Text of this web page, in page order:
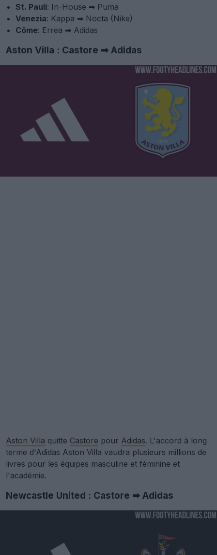
St. Pauli: In-House ➡ Puma
Venezia: Kappa ➡ Nocta (Nike)
Côme: Errea ➡ Adidas
Aston Villa : Castore ➡ Adidas
Aston Villa quitte Castore pour Adidas. L'accord à long
terme d'Adidas Aston Villa vaudra plusieurs millions de
livres pour les équipes masculine et féminine et
l'académie.
Newcastle United : Castore ➡ Adidas